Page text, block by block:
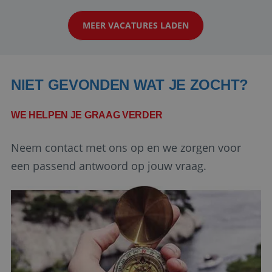
werken: of het nu gaat om vragen ...
MEER VACATURES LADEN
NIET GEVONDEN WAT JE ZOCHT?
WE HELPEN JE GRAAG VERDER
Neem contact met ons op en we zorgen voor
een passend antwoord op jouw vraag.
Naam
Domein
Google Privacy Policy